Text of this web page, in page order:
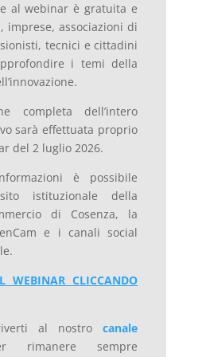
al webinar è gratuita e
imprese, associazioni di
tecnici e cittadini
i temi della
completa dell’intero
sarà effettuata proprio
del 2 luglio 2026.
è possibile
istituzionale della
di Cosenza, la
e i canali social
WEBINAR CLICCANDO
al nostrocanale
rimanere sempre